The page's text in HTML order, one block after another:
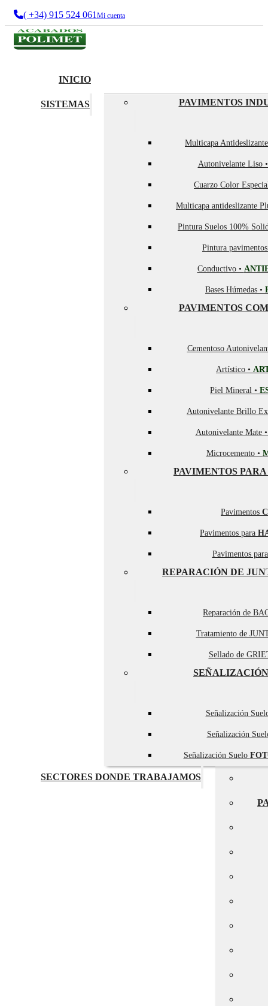
( +34) 915 524 061 Mi cuenta
INICIO
SISTEMAS PAVIMENTOS
Multicapa
Autonivelante Liso
Cuarzo Color
Multicapa antideslizante
Pintura Suelos 100%
Pintura
Conductivo •
Bases Húmedas •
PAVIMENTOS
Cementoso
Artístico •
Piel Mineral •
Autonivelante Brillo
Autonivelante Mate
Microcemento •
PAVIMENTOS
Pavimentos
Pavimentos para
Pavimentos
REPARACIÓN DE
Reparación de
Tratamiento de
Sellado de
Señalización
Señalización
Señalización Suelo
SECTORES DONDE TRABAJAMOS